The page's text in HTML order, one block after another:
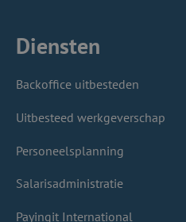
Diensten
Backoffice uitbesteden
Uitbesteed werkgeverschap
Personeelsplanning
Salarisadministratie
Payingit International